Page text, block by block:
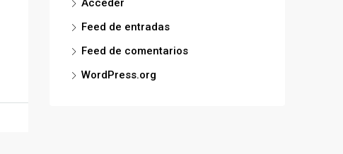
Acceder
Feed de entradas
Feed de comentarios
WordPress.org